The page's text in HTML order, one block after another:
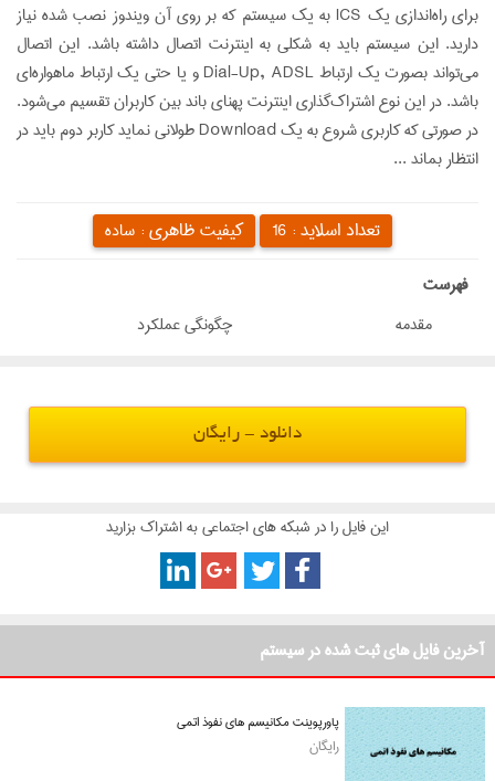
برای راه‌اندازی يک ICS به يک سيستم كه بر روی آن ويندوز نصب شده نياز
داريد. اين سيستم بايد به شكلی به اينترنت اتصال داشته باشد. اين اتصال
می‌تواند بصورت يک ارتباط Dial-Up, ADSL و يا حتی يک ارتباط ماهواره‌ای
باشد. در این نوع اشتراک‌گذاری اينترنت پهنای باند بين كاربران تقسيم می‌شود.
در صورتی كه كاربری شروع به يک Download طولانی نمايد كاربر دوم بايد در
انتظار بماند ...
کیفیت ظاهری :ساده تعداد اسلاید :16
‌فهرست
مقدمه
چگونگی عملكرد
دانلود - رایگان
این فایل را در شبکه های اجتماعی به اشتراک بزارید
آخرین فایل های ثبت شده در سیستم
پاورپوینت مکانیسم های نفوذ اتمی
رایگان